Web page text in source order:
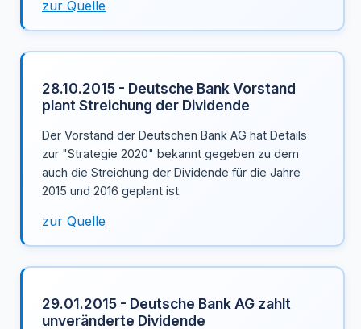
zur Quelle
28.10.2015 - Deutsche Bank Vorstand
plant Streichung der Dividende
Der Vorstand der Deutschen Bank AG hat Details
zur "Strategie 2020" bekannt gegeben zu dem
auch die Streichung der Dividende für die Jahre
2015 und 2016 geplant ist.
zur Quelle
29.01.2015 - Deutsche Bank AG zahlt
unveränderte Dividende